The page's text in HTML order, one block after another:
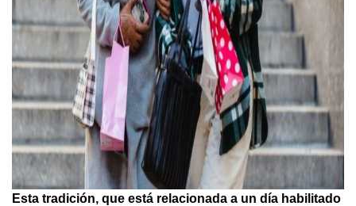
Esta tradición, que está relacionada a un día habilitado